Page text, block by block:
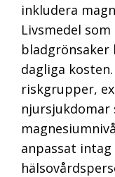
inkludera
Livsmedel
bladgrönsaker
dagliga
riskgrupper,
njursjukdomar
anpassat